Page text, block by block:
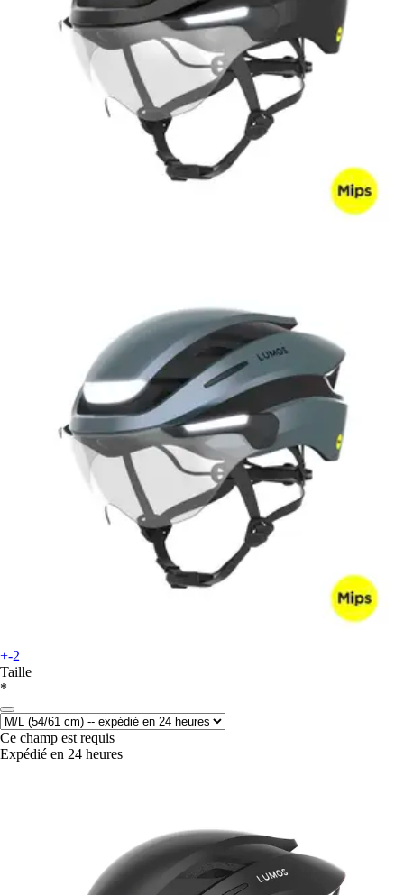
+-2
Taille
*
Ce champ est requis
Expédié en 24 heures